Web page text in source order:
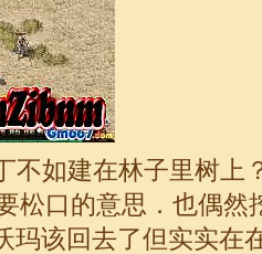
不如建在林子里树上
松口的意思．也偶然
玛该回去了但实实在